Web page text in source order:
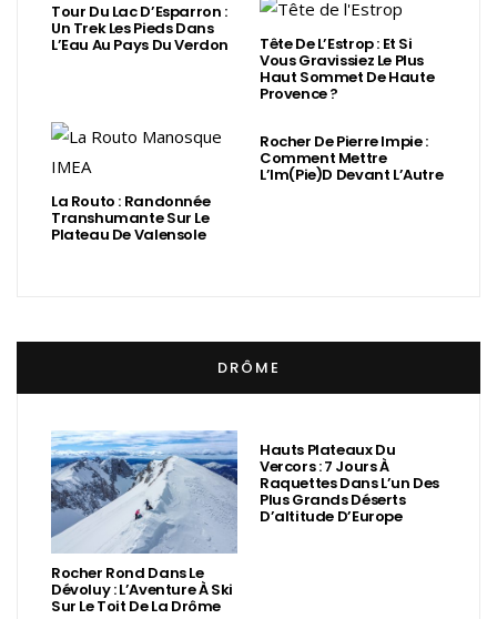
Tour Du Lac D’Esparron :
Un Trek Les Pieds Dans
L’Eau Au Pays Du Verdon Tête De L’Estrop : Et Si
Vous Gravissiez Le Plus
Haut Sommet De Haute
Provence ?
La Routo : Randonnée
Transhumante Sur Le
Plateau De Valensole
Rocher De Pierre Impie :
Comment Mettre
L’Im(Pie)d Devant L’Autre
DRÔME
Rocher Rond Dans Le
Dévoluy : L’Aventure À Ski
Sur Le Toit De La Drôme
Hauts Plateaux Du
Vercors : 7 Jours À
Raquettes Dans L’un Des
Plus Grands Déserts
D’altitude D’Europe